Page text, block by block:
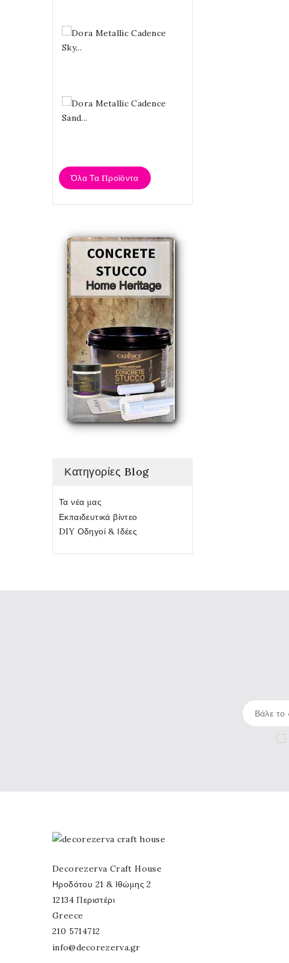
Όλα Τα Προϊόντα
Κατηγορίες Blog
Τα νέα μας
Εκπαιδευτικά βίντεο
DIY Οδηγοί & Ιδέες
Decorezerva Craft House
Ηροδότου 21 & Ιθώμης 2
12134 Περιστέρι
Greece
210 5714712
info@decorezerva.gr